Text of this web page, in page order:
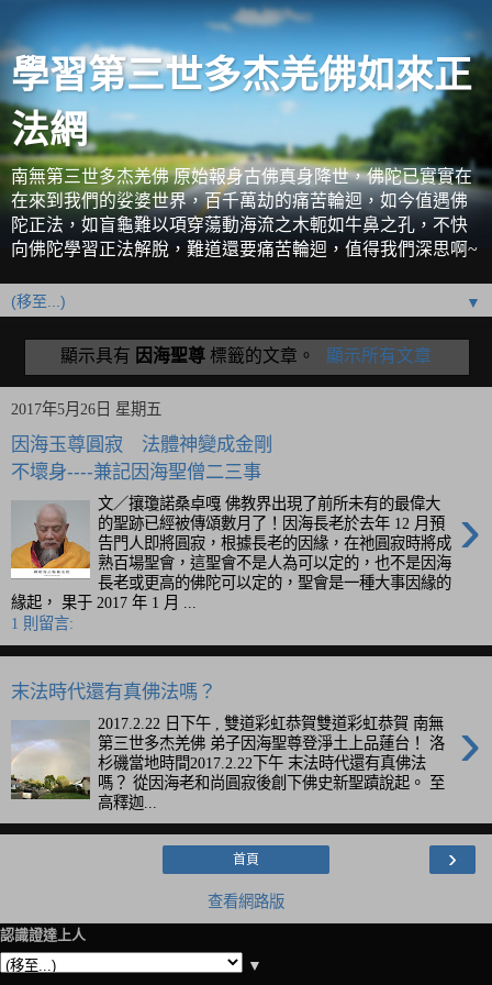
學習第三世多杰羌佛如來正
法網
南無第三世多杰羌佛 原始報身古佛真身降世，佛陀已實實在
在來到我們的娑婆世界，百千萬劫的痛苦輪迴，如今值遇佛
陀正法，如盲龜難以項穿蕩動海流之木軛如牛鼻之孔，不快
向佛陀學習正法解脫，難道還要痛苦輪迴，值得我們深思啊~
▼
顯示具有 因海聖尊標籤的文章。 顯示所有文章
2017年5月26日 星期五
因海玉尊圓寂 法體神變成金剛
不壞身----兼記因海聖僧二三事
›
文／攘瓊諾桑卓嘎 佛教界出現了前所未有的最偉大
的聖跡已經被傳頌數月了！因海長老於去年 12 月預
告門人即將圓寂，根據長老的因緣，在祂圓寂時將成
熟百場聖會，這聖會不是人為可以定的，也不是因海
長老或更高的佛陀可以定的，聖會是一種大事因緣的
緣起， 果于 2017 年 1 月 ...
1 則留言:
末法時代還有真佛法嗎？
›
2017.2.22 日下午 , 雙道彩虹恭賀雙道彩虹恭賀 南無
第三世多杰羌佛 弟子因海聖尊登淨土上品蓮台！ 洛
杉磯當地時間2017.2.22下午 末法時代還有真佛法
嗎？ 從因海老和尚圓寂後創下佛史新聖蹟說起。 至
高釋迦...
›
首頁
查看網路版
認識證達上人
▼